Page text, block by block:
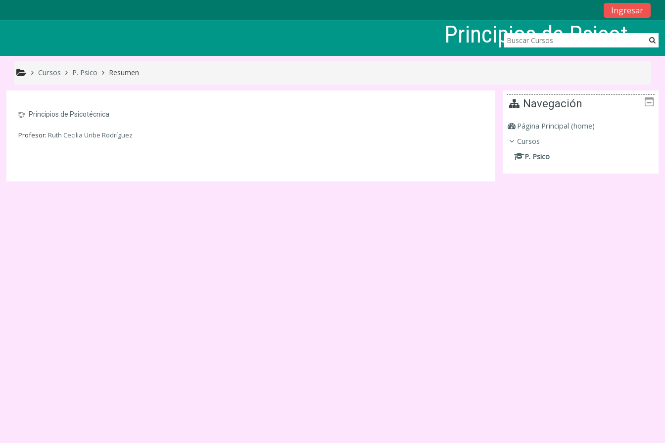
Ingresar
Principios de Psicot ...
Cursos P. Psico Resumen
Principios de Psicotécnica
Profesor:Ruth Cecilia Uribe Rodríguez
Navegación
Página Principal (home)
Cursos
P. Psico